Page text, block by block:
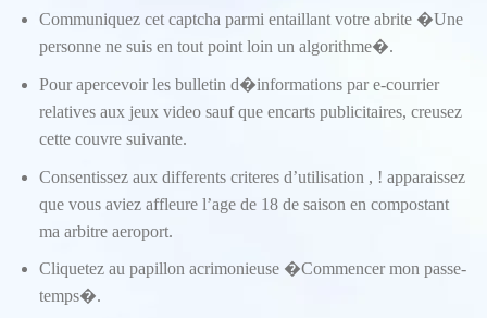
Communiquez cet captcha parmi entaillant votre abrite �Une
personne ne suis en tout point loin un algorithme�.
Pour apercevoir les bulletin d�informations par e-courrier
relatives aux jeux video sauf que encarts publicitaires, creusez
cette couvre suivante.
Consentissez aux differents criteres d’utilisation , ! apparaissez
que vous aviez affleure l’age de 18 de saison en compostant
ma arbitre aeroport.
Cliquetez au papillon acrimonieuse �Commencer mon passe-
temps�.